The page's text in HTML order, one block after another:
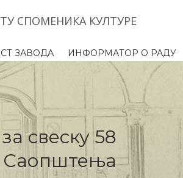
СПОМЕНИКА КУЛТУРЕ
ЗАВОДА ИНФОРМАТОР О РАДУ
свеску 58
Саопштења